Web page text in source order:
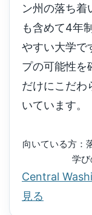
ン州の落ち着
も含めて4年
やすい大学で
プの可能性を
だけにこだわ
いています。
向いている方：
学
Central
見る